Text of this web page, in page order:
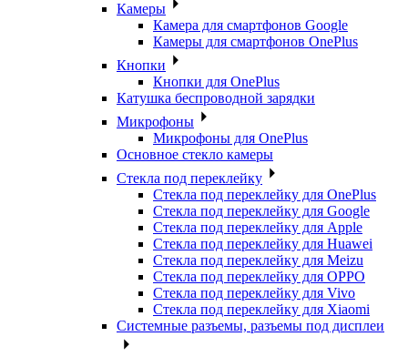
Камеры
Камера для смартфонов Google
Камеры для смартфонов OnePlus
Кнопки
Кнопки для OnePlus
Катушка беспроводной зарядки
Микрофоны
Микрофоны для OnePlus
Основное стекло камеры
Стекла под переклейку
Стекла под переклейку для OnePlus
Стекла под переклейку для Google
Стекла под переклейку для Apple
Стекла под переклейку для Huawei
Стекла под переклейку для Meizu
Стекла под переклейку для OPPO
Стекла под переклейку для Vivo
Стекла под переклейку для Xiaomi
Системные разъемы, разъемы под дисплеи